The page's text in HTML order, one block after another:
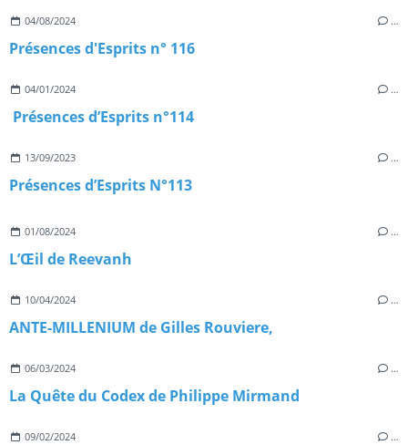
04/08/2024 …
Présences d'Esprits n° 116
04/01/2024 …
Présences d’Esprits n°114
13/09/2023 …
Présences d’Esprits N°113
01/08/2024 …
L’Œil de Reevanh
10/04/2024 …
ANTE-MILLENIUM de Gilles Rouviere,
06/03/2024 …
La Quête du Codex de Philippe Mirmand
09/02/2024 …